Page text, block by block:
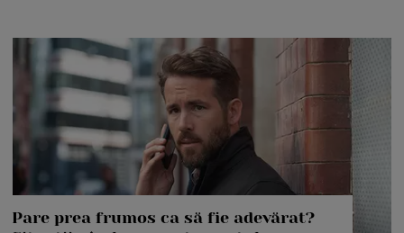
Pare prea frumos ca să fie adevărat?